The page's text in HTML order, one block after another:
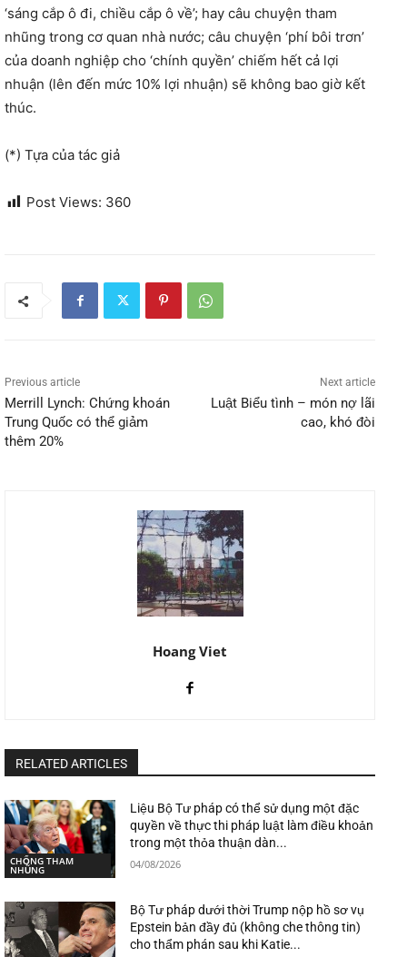
‘sáng cắp ô đi, chiều cắp ô về’; hay câu chuyện tham
nhũng trong cơ quan nhà nước; câu chuyện ‘phí bôi trơn’
của doanh nghiệp cho ‘chính quyền’ chiếm hết cả lợi
nhuận (lên đến mức 10% lợi nhuận) sẽ không bao giờ kết
thúc.
(*) Tựa của tác giả
Post Views: 360
Previous article
Merrill Lynch: Chứng khoán
Trung Quốc có thể giảm
thêm 20%
Next article
Luật Biểu tình – món nợ lãi
cao, khó đòi
Hoang Viet
RELATED ARTICLES
CHỐNG THAM
NHŨNG
Liệu Bộ Tư pháp có thể sử dụng một đặc
quyền về thực thi pháp luật làm điều khoản
trong một thỏa thuận dàn...
04/08/2026
Bộ Tư pháp dưới thời Trump nộp hồ sơ vụ
Epstein bản đầy đủ (không che thông tin)
cho thẩm phán sau khi Katie...